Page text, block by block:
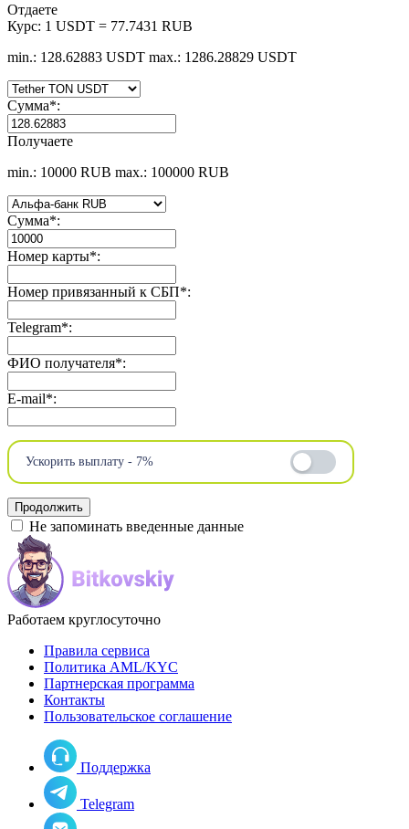
Отдаете
Курс: 1 USDT = 77.7431 RUB
min.: 128.62883 USDT max.: 1286.28829 USDT
Сумма*:
Получаете
min.: 10000 RUB max.: 100000 RUB
Сумма*:
Номер карты*:
Номер привязанный к СБП*:
Telegram*:
ФИО получателя*:
E-mail*:
Ускорить выплату - 7%
Не запоминать введенные данные
Работаем круглосуточно
Правила сервиса
Политика AML/KYC
Партнерская программа
Контакты
Пользовательское соглашение
Поддержка
Telegram